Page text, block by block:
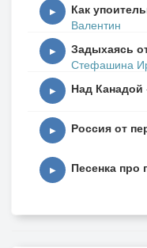
▶ Как
Валентин
▶ Задыхаясь
Стефашина
▶ Над Канадой
▶ Россия от
▶ Песенка про